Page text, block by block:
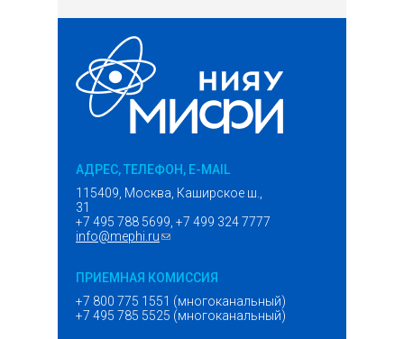
АДРЕС, ТЕЛЕФОН, E-MAIL
115409, Москва, Каширское ш.,
31
+7 495 788 5699, +7 499 324 7777
info@mephi.ru(ссылка для отправки email)
ПРИЕМНАЯ КОМИССИЯ
+7 800 775 1551 (многоканальный)
+7 495 785 5525 (многоканальный)